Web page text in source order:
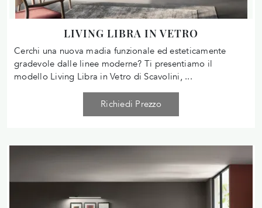
LIVING LIBRA IN VETRO
Cerchi una nuova madia funzionale ed esteticamente
gradevole dalle linee moderne? Ti presentiamo il
modello Living Libra in Vetro di Scavolini, ...
Richiedi Prezzo